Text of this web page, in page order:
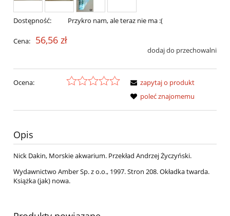
Dostępność: Przykro nam, ale teraz nie ma :(
Cena: 56,56 zł
dodaj do przechowalni
Ocena:
zapytaj o produkt
poleć znajomemu
Opis
Nick Dakin, Morskie akwarium. Przekład Andrzej Życzyński.
Wydawnictwo Amber Sp. z o.o., 1997. Stron 208. Okładka twarda.
Książka (jak) nowa.